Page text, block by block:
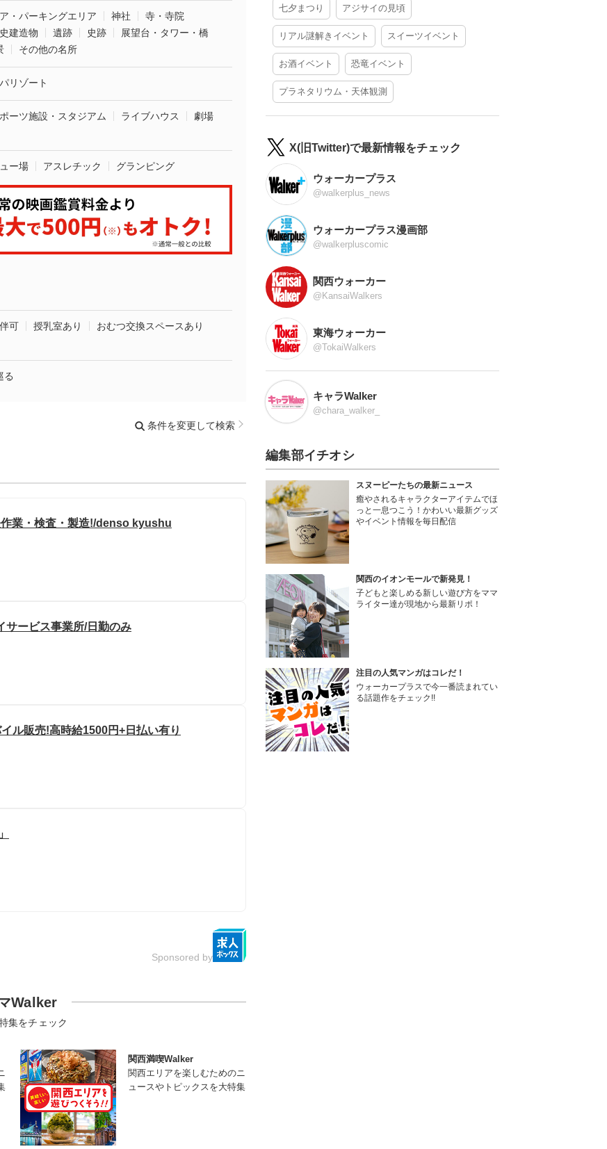
・パーキングエリア 神社
寺・寺院
建造物 遺跡 史跡
展望台・タワー・橋
その他の名所
リゾート
ーツ施設・スタジアム ライブハウス
劇場
ー場 アスレチック グランピング
可 授乳室あり
おむつ交換スペースあり
る
条件を変更して検索
業・検査・製造!/denso kyushu
サービス事業所/日勤のみ
ル販売!高時給1500円+日払い有り
Sponsored by
Walker
集をチェック
関西満喫Walker
関西エリアを楽しむためのニ
ュースやトピックスを大特集
七夕まつり アジサイの見頃
リアル謎解きイベント スイーツイベント
お酒イベント 恐竜イベント
プラネタリウム・天体観測
X(旧Twitter)で最新情報をチェック
ウォーカープラス
@walkerplus_news
ウォーカープラス漫画部
@walkerpluscomic
関西ウォーカー
@KansaiWalkers
東海ウォーカー
@TokaiWalkers
キャラWalker
@chara_walker_
編集部イチオシ
スヌーピーたちの最新ニュース
癒やされるキャラクターアイテムでほ
っと一息つこう！かわいい最新グッズ
やイベント情報を毎日配信
関西のイオンモールで新発見！
子どもと楽しめる新しい遊び方をママ
ライター達が現地から最新リポ！
注目の人気マンガはコレだ！
ウォーカープラスで今一番読まれてい
る話題作をチェック!!